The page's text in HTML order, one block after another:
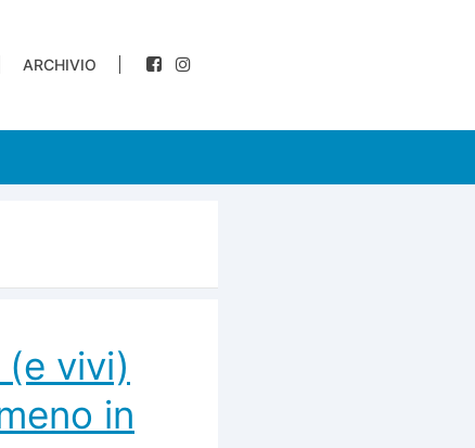
ARCHIVIO
vivi)
in